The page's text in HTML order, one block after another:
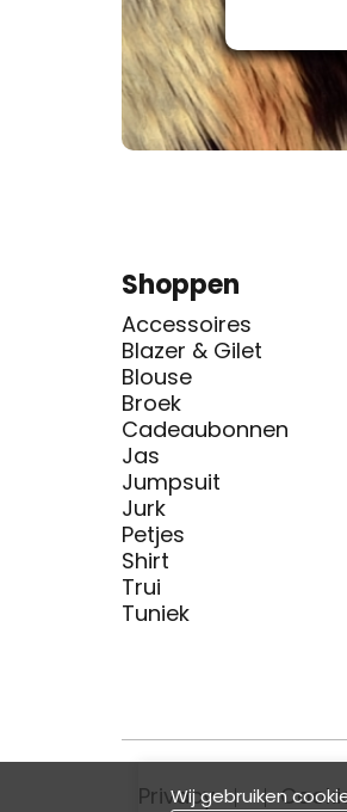
Shoppen
Accessoires
Blazer & Gilet
Blouse
Broek
Cadeaubonnen
Jas
Jumpsuit
Jurk
Petjes
Shirt
Trui
Tuniek
Privacy
Wij gebruiken